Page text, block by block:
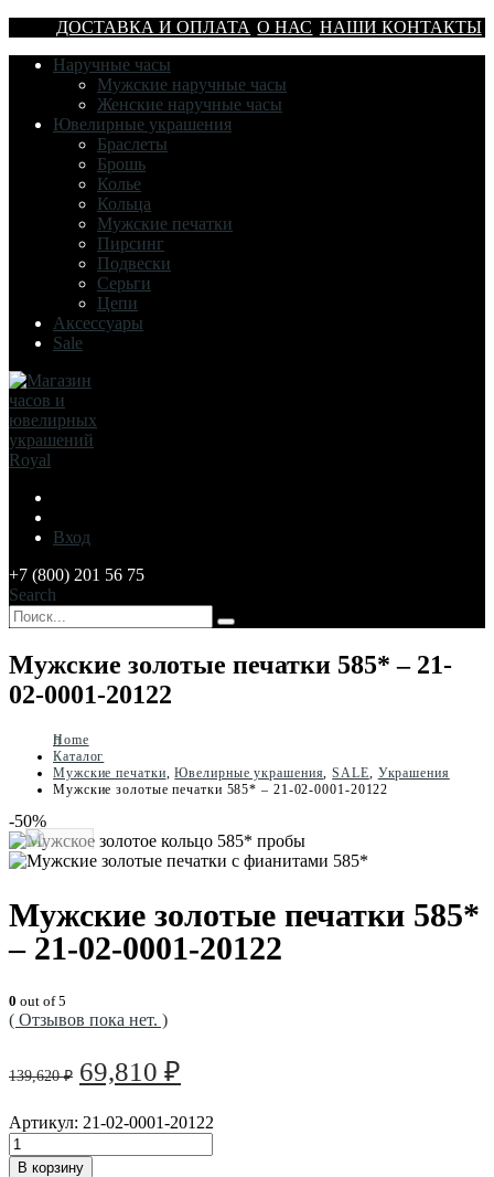
ДОСТАВКА И ОПЛАТА О НАС НАШИ КОНТАКТЫ
Наручные часы
Мужские наручные часы
Женские наручные часы
Ювелирные украшения
Браслеты
Брошь
Колье
Кольца
Мужские печатки
Пирсинг
Подвески
Серьги
Цепи
Аксессуары
Sale
Вход
+7 (800) 201 56 75
Search
Мужские золотые печатки 585* – 21-
02-0001-20122
Home
Каталог
Мужские печатки,Ювелирные украшения,SALE, Украшения
Мужские золотые печатки 585* – 21-02-0001-20122
-50%
Мужские золотые печатки 585*
– 21-02-0001-20122
0 out of 5
( Отзывов пока нет. )
139,620₽ Первоначальная
составляла
139,620 ₽.
69,810 ₽
69,810 ₽.
Артикул: 21-02-0001-20122
В корзину